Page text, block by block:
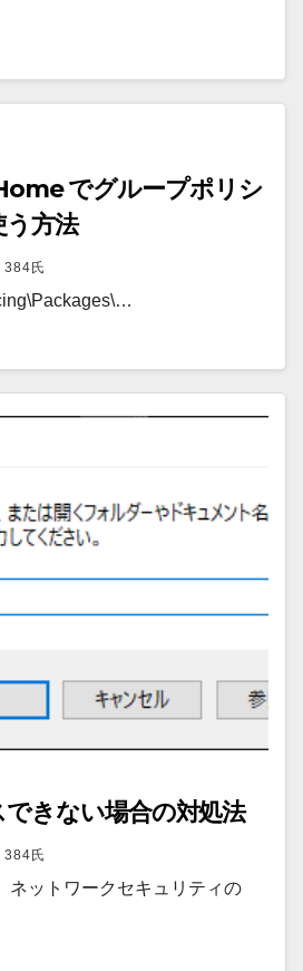
でグループポリシ
う方法
384氏
きない場合の対処法
384氏
ネットワークセキュリティの